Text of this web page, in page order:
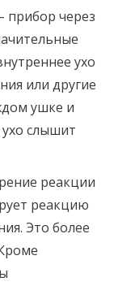
прибор через
ухо
или другие
ушке и
слышит
реакции
реакцию
Это более